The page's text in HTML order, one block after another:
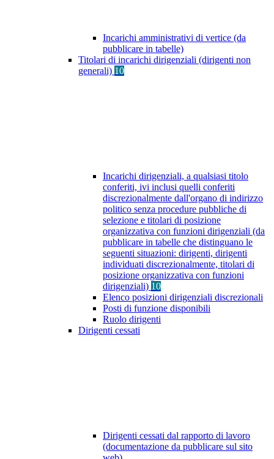
Incarichi amministrativi di vertice (da
pubblicare in tabelle)
Titolari di incarichi dirigenziali (dirigenti non
generali) 10
Incarichi dirigenziali, a qualsiasi titolo
conferiti, ivi inclusi quelli conferiti
discrezionalmente dall'organo di indirizzo
politico senza procedure pubbliche di
selezione e titolari di posizione
organizzativa con funzioni dirigenziali (da
pubblicare in tabelle che distinguano le
seguenti situazioni: dirigenti, dirigenti
individuati discrezionalmente, titolari di
posizione organizzativa con funzioni
dirigenziali) 10
Elenco posizioni dirigenziali discrezionali
Posti di funzione disponibili
Ruolo dirigenti
Dirigenti cessati
Dirigenti cessati dal rapporto di lavoro
(documentazione da pubblicare sul sito